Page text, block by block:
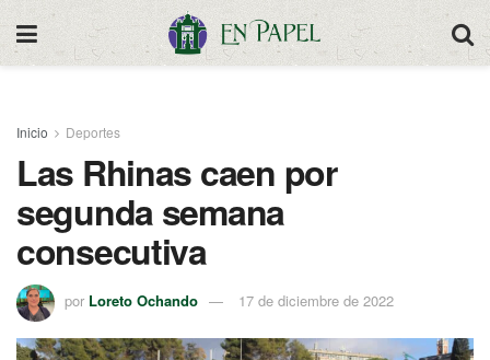
Inicio Deportes
Las Rhinas caen por
segunda semana
consecutiva
por Loreto Ochando 17 de diciembre de 2022